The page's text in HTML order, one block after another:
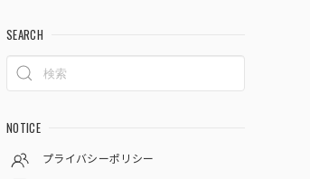
SEARCH
NOTICE
プライバシーポリシー